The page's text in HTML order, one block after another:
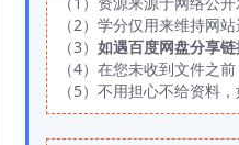
（2）学分仅用来维持网
（3） 如遇百度网盘分享
（4）在您未收到文件之
（5）不用担心不给资料